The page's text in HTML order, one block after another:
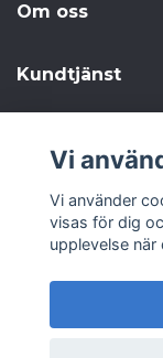
Om oss
Kundtjänst
Sociala medier
©
Vi
Vi använder
visas för dig
upplevelse